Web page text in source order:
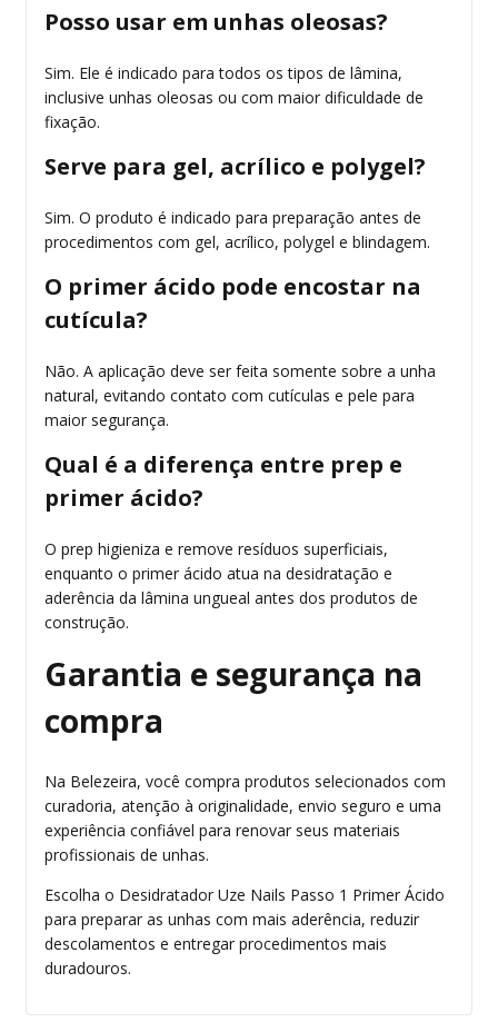
Posso usar em unhas oleosas?
Sim. Ele é indicado para todos os tipos de lâmina,
inclusive unhas oleosas ou com maior dificuldade de
fixação.
Serve para gel, acrílico e polygel?
Sim. O produto é indicado para preparação antes de
procedimentos com gel, acrílico, polygel e blindagem.
O primer ácido pode encostar na
cutícula?
Não. A aplicação deve ser feita somente sobre a unha
natural, evitando contato com cutículas e pele para
maior segurança.
Qual é a diferença entre prep e
primer ácido?
O prep higieniza e remove resíduos superficiais,
enquanto o primer ácido atua na desidratação e
aderência da lâmina ungueal antes dos produtos de
construção.
Garantia e segurança na
compra
Na Belezeira, você compra produtos selecionados com
curadoria, atenção à originalidade, envio seguro e uma
experiência confiável para renovar seus materiais
profissionais de unhas.
Escolha o Desidratador Uze Nails Passo 1 Primer Ácido
para preparar as unhas com mais aderência, reduzir
descolamentos e entregar procedimentos mais
duradouros.